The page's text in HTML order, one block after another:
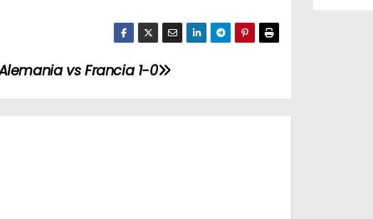
vs Francia 1-0